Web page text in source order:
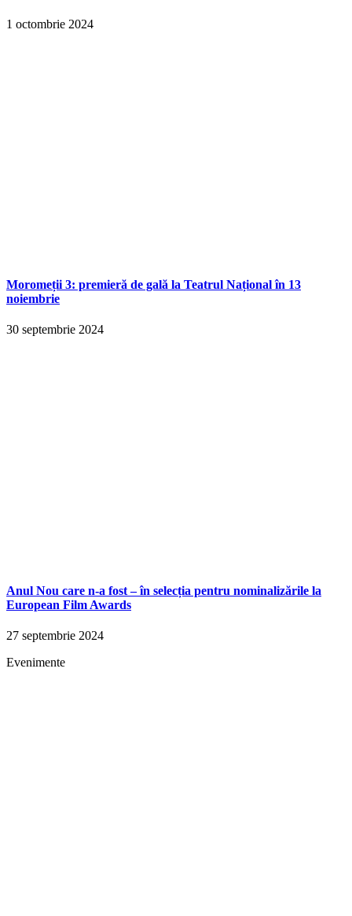
1 octombrie 2024
Moromeții 3: premieră de gală la Teatrul Național în 13
noiembrie
30 septembrie 2024
Anul Nou care n-a fost – în selecția pentru nominalizările la
European Film Awards
27 septembrie 2024
Evenimente